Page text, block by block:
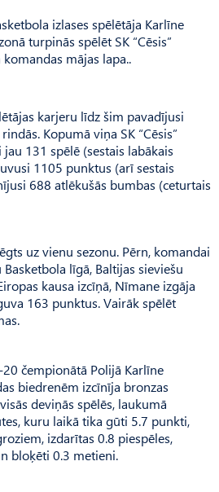
izlases spēlētāja Karlīne
turpinās spēlēt SK “Cēsis”
mājas lapa..
karjeru līdz šim pavadījusi
Kopumā viņa SK “Cēsis”
131 spēlē (sestais labākais
1105 punktus (arī sestais
688 atlēkušās bumbas (ceturtais
uz vienu sezonu. Pērn, komandai
līgā, Baltijas sieviešu
kausa izcīņā, Nīmane izgāja
163 punktus. Vairāk spēlēt
20 čempionātā Polijā Karlīne
biedrenēm izcīnīja bronzas
deviņās spēlēs, laukumā
kuru laikā tika gūti 5.7 punkti,
izdarītas 0.8 piespēles,
bloķēti 0.3 metieni.